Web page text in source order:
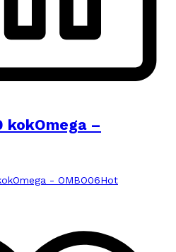
kokOmega –
Hot